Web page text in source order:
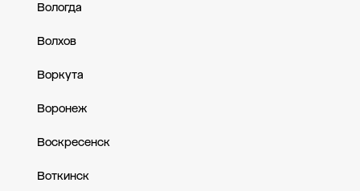
Вологда
Волхов
Воркута
Воронеж
Воскресенск
Воткинск